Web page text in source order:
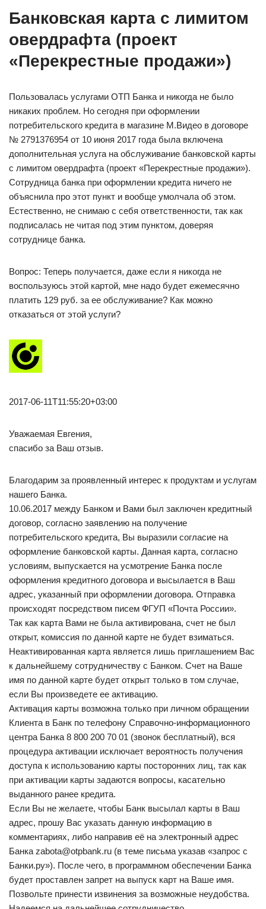
Банковская карта с лимитом
овердрафта (проект
«Перекрестные продажи»)
Пользовалась услугами ОТП Банка и никогда не было
никаких проблем. Но сегодня при оформлении
потребительского кредита в магазине М.Видео в договоре
№ 2791376954 от 10 июня 2017 года была включена
дополнительная услуга на обслуживание банковской карты
с лимитом овердрафта (проект «Перекрестные продажи»).
Сотрудница банка при оформлении кредита ничего не
объяснила про этот пункт и вообще умолчала об этом.
Естественно, не снимаю с себя ответственности, так как
подписалась не читая под этим пунктом, доверяя
сотруднице банка.
Вопрос: Теперь получается, даже если я никогда не
воспользуюсь этой картой, мне надо будет ежемесячно
платить 129 руб. за ее обслуживание? Как можно
отказаться от этой услуги?
2017-06-11T11:55:20+03:00
Уважаемая Евгения,
спасибо за Ваш отзыв.
Благодарим за проявленный интерес к продуктам и услугам
нашего Банка.
10.06.2017 между Банком и Вами был заключен кредитный
договор, согласно заявлению на получение
потребительского кредита, Вы выразили согласие на
оформление банковской карты. Данная карта, согласно
условиям, выпускается на усмотрение Банка после
оформления кредитного договора и высылается в Ваш
адрес, указанный при оформлении договора. Отправка
происходят посредством писем ФГУП «Почта России».
Так как карта Вами не была активирована, счет не был
открыт, комиссия по данной карте не будет взиматься.
Неактивированная карта является лишь приглашением Вас
к дальнейшему сотрудничеству с Банком. Счет на Ваше
имя по данной карте будет открыт только в том случае,
если Вы произведете ее активацию.
Активация карты возможна только при личном обращении
Клиента в Банк по телефону Справочно-информационного
центра Банка 8 800 200 70 01 (звонок бесплатный), вся
процедура активации исключает вероятность получения
доступа к использованию карты посторонних лиц, так как
при активации карты задаются вопросы, касательно
выданного ранее кредита.
Если Вы не желаете, чтобы Банк высылал карты в Ваш
адрес, прошу Вас указать данную информацию в
комментариях, либо направив её на электронный адрес
Банка zabota@otpbank.ru (в теме письма указав «запрос с
Банки.ру»). После чего, в программном обеспечении Банка
будет проставлен запрет на выпуск карт на Ваше имя.
Позвольте принести извинения за возможные неудобства.